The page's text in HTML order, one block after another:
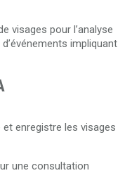
visages pour l’analyse
impliquant
enregistre les visages
une consultation